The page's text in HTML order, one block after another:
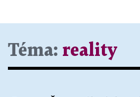
Téma: reality